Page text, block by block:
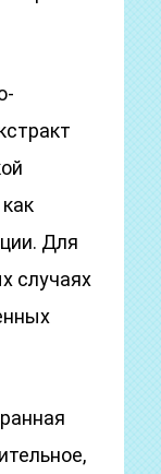
Для
случаях